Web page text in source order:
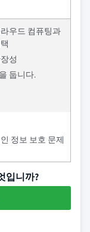
우드 컴퓨팅과
성
둡니다.
정보 보호 문제
입니까?